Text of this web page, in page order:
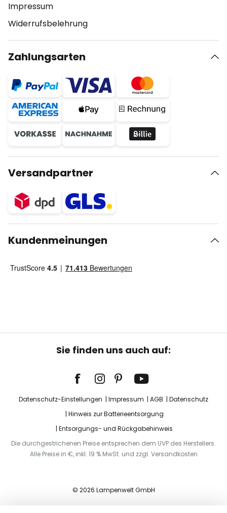
Impressum
Widerrufsbelehrung
Zahlungsarten
Versandpartner
Kundenmeinungen
Sie finden uns auch auf:
Datenschutz-Einstellungen Impressum AGB
Datenschutz
Hinweis zur Batterieentsorgung
Entsorgungs- und Rückgabehinweis
Die durchgestrichenen Preise entsprechen dem UVP des Herstellers.
Alle Preise in €, inkl. 19 % MwSt. und zzgl. Versandkosten
© 2026 Lampenwelt GmbH